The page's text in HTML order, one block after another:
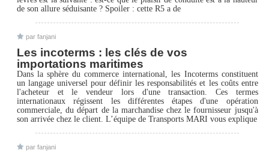
de son allure séduisante ? Spoiler : cette R5 a de
par fanjani
Les incoterms : les clés de vos
importations maritimes
Dans la sphère du commerce international, les Incoterms constituent
un langage universel pour définir les responsabilités et les coûts entre
l'acheteur et le vendeur lors d'une transaction. Ces termes
internationaux régissent les différentes étapes d'une opération
commerciale, du départ de la marchandise chez le fournisseur jusqu'à
son arrivée chez le client. L’équipe de Transports MARI vous explique
par fanjani